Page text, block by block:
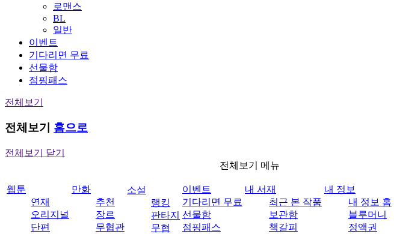
로맨스
BL
일반
이벤트
기다리면 무료
선물함
점핑패스
전체보기
전체보기 홈으로
전체보기 닫기
전체보기 메뉴
웹툰
연재
오리지널
단편
만화
추천
장르
무협관
소설
랭킹
판타지
무협
이벤트
기다리면 무료
선물함
점핑패스
내 서재
최근 본 작품
보관함
책갈피
내 정보
내 정보 홈
블루머니
정액권